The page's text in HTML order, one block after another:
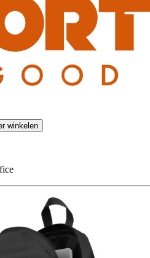
winkelen